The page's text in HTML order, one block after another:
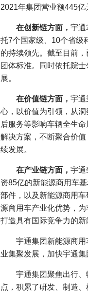
2021年集团营业额445亿
在创新链方面， 宇通
托7个国家级、10个省级
的持续领先。截至目前
团体标准。同时依托院
展。
在价值链方面， 宇通
心，以价值为引领，从
后服务等影响车辆全生
解决方案，不断聚合价
续发展。
在产业链方面， 宇通
资85亿的新能源商用车
部件，以及新能源商用
源商用车产业化优势，
打造具有国际竞争力的新
宇通集团新能源商用
业集聚发展，加快宇通
宇通集团聚焦出行、
点，积累了研发、制造、